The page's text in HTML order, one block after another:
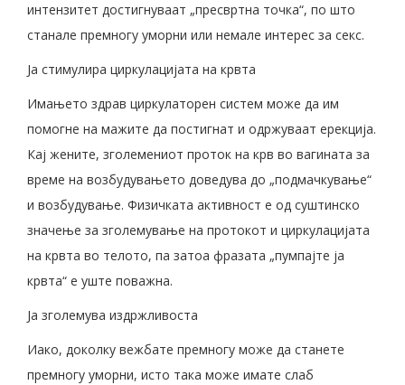
интензитет достигнуваат „пресвртна точка“, по што
станале премногу уморни или немале интерес за секс.
Ја стимулира циркулацијата на крвта
Имањето здрав циркулаторен систем може да им
помогне на мажите да постигнат и одржуваат ерекција.
Кај жените, зголемениот проток на крв во вагината за
време на возбудувањето доведува до „подмачкување“
и возбудување. Физичката активност е од суштинско
значење за зголемување на протокот и циркулацијата
на крвта во телото, па затоа фразата „пумпајте ја
крвта“ е уште поважна.
Ја зголемува издржливоста
Иако, доколку вежбате премногу може да станете
премногу уморни, исто така може имате слаб